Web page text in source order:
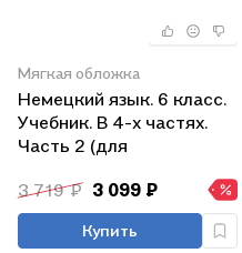
Мягкая обложка
Немецкий язык. 6 класс.
Учебник. В 4-х частях.
Часть 2 (для
нарушением зрения)
3 719 ₽ 3 099 ₽
Купить